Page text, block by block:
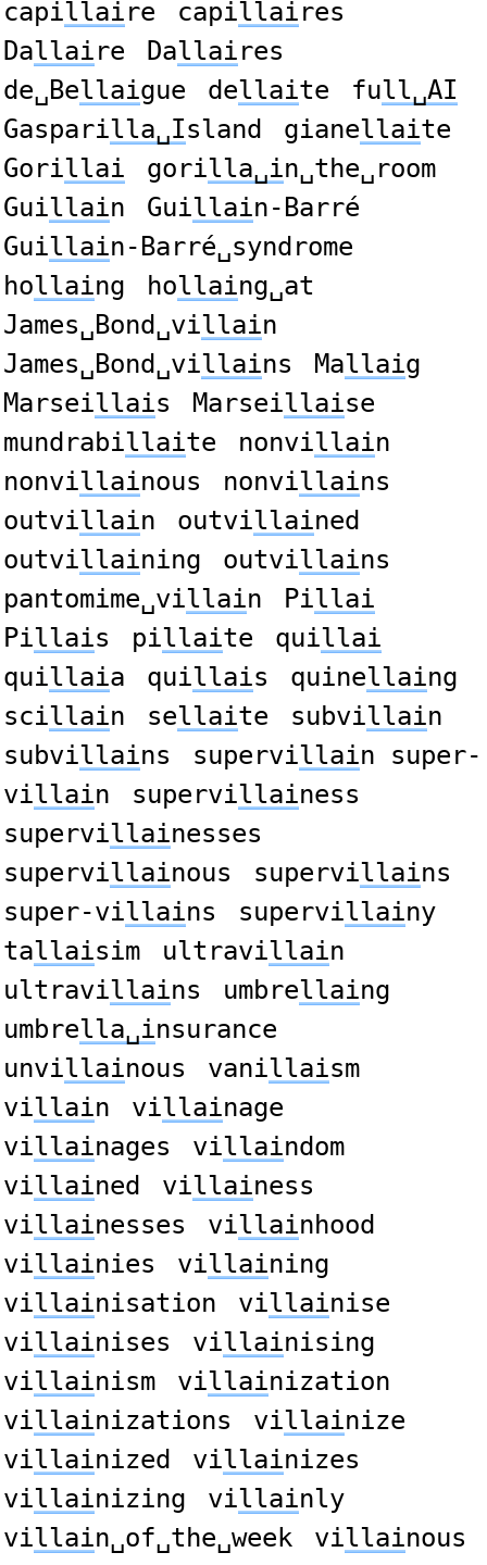
capillaire capillaires
Dallaire Dallaires
de␣Bellaigue dellaite full␣AI
Gasparilla␣Island gianellaite
Gorillai gorilla␣in␣the␣room
Guillain Guillain-Barré
Guillain-Barré␣syndrome
hollaing hollaing␣at
James␣Bond␣villain
James␣Bond␣villains Mallaig
Marseillais Marseillaise
mundrabillaite nonvillain
nonvillainous nonvillains
outvillain outvillained
outvillaining outvillains
pantomime␣villain Pillai
Pillais pillaite quillai
quillaia quillais quinellaing
scillain sellaite subvillain
subvillains supervillain super-
villain supervillainess
supervillainesses
supervillainous supervillains
super-villains supervillainy
tallaisim ultravillain
ultravillains umbrellaing
umbrella␣insurance
unvillainous vanillaism
villain villainage
villainages villaindom
villained villainess
villainesses villainhood
villainies villaining
villainisation villainise
villainises villainising
villainism villainization
villainizations villainize
villainized villainizes
villainizing villainly
villain␣of␣the␣week villainous